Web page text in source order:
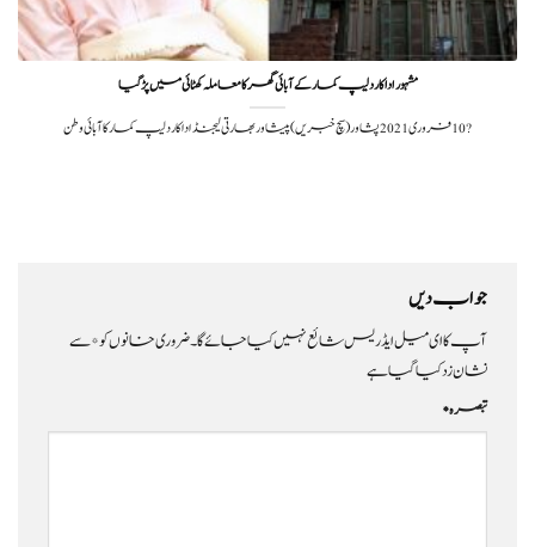
مشہور ادا کار دلیپ کمار کے آبائی گھرکا معاملہ کھٹائی میں پڑگیا
?️ 10 فروری 2021پشاور (سچ خبریں) پیشاور بھارتی لیجنڈ اداکار دلیپ کمار کا آبائی وطن
جواب دیں
آپ کا ای میل ایڈریس شائع نہیں کیا جائے گا۔ضروری خانوں کو*سے
نشان زد کیا گیا ہے
تبصرہ*